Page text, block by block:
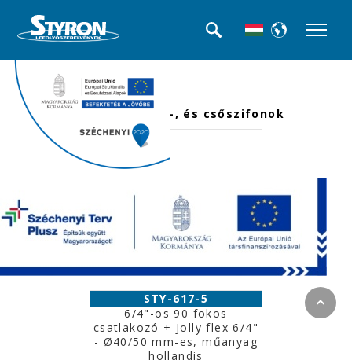
<<< Termék kategóriák
Mosogató búra-, és csőszifonok
STY-617-5
6/4"-os 90 fokos
csatlakozó + Jolly flex 6/4"
- Ø40/50 mm-es, műanyag
hollandis